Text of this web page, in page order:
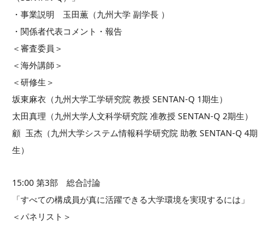
・事業説明 玉田薫（九州大学 副学長 ）
・関係者代表コメント・報告
＜審査委員＞
＜海外講師＞
＜研修生＞
坂東麻衣（九州大学工学研究院 教授 SENTAN-Q 1期生）
太田真理（九州大学人文科学研究院 准教授 SENTAN-Q 2期生）
顧 玉杰（九州大学システム情報科学研究院 助教 SENTAN-Q 4期
生）
15:00 第3部 総合討論
「すべての構成員が真に活躍できる大学環境を実現するには」
＜パネリスト＞